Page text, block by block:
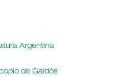
Argentina
de Galdós